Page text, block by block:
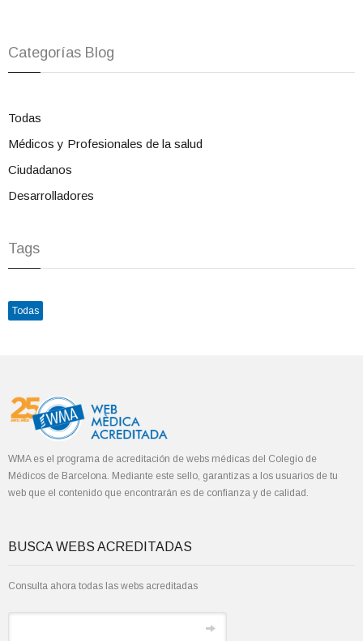
Categorías Blog
Todas
Médicos y Profesionales de la salud
Ciudadanos
Desarrolladores
Tags
Todas
WMA es el programa de acreditación de webs médicas del Colegio de
Médicos de Barcelona. Mediante este sello, garantizas a los usuarios de tu
web que el contenido que encontrarán es de confianza y de calidad.
BUSCA WEBS ACREDITADAS
Consulta ahora todas las webs acreditadas